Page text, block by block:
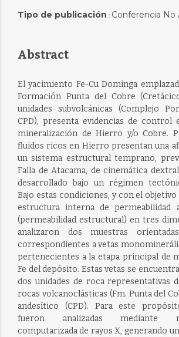
Tipo de publicación : Conferencia No
Abstract
El yacimiento Fe-Cu Dominga
Formación Punta del Cobre
unidades subvolcánicas (Complejo
CPD), presenta evidencias de control
mineralización de Hierro y/o Cobre.
fluidos ricos en Hierro presentan una
un sistema estructural temprano,
Falla de Atacama, de cinemática
desarrollado bajo un régimen
Bajo estas condiciones, y con el
estructura interna de permeabilidad
(permeabilidad estructural) en tres
analizaron dos muestras
correspondientes a vetas
pertenecientes a la etapa principal de
Fe del depósito. Estas vetas se
dos unidades de roca representativas
rocas volcanoclásticas (Fm. Punta del
andesítico (CPD). Para este
fueron analizadas mediante
computarizada de rayos X, generando